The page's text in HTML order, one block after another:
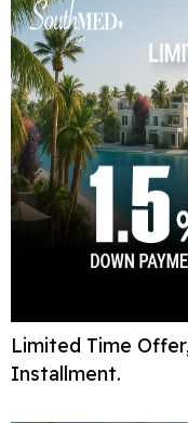
Limited Time
Installment.